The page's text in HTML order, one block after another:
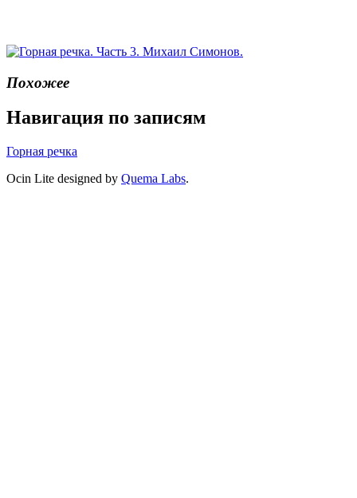
Похожее
Навигация по записям
Горная речка
Ocin Lite designed by Quema Labs.